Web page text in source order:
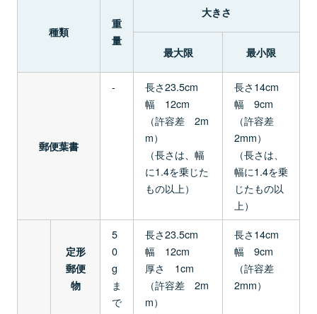
種類
重
量
大きさ
最大限 最小限
郵便葉書
-
長さ23.5cm
幅 12cm
（許容差 2m
m）
（長さは、幅
に1.4を乗じた
もの以上）
長さ14cm
幅 9cm
（許容差
2mm）
（長さは、
幅に1.4を乗
じたもの以
上）
定形
郵便
物
5
0
g
ま
で
長さ23.5cm
幅 12cm
厚さ 1cm
（許容差 2m
m）
長さ14cm
幅 9cm
（許容差
2mm）